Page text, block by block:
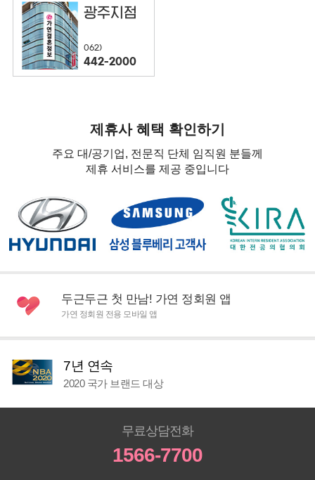
광주지점
062)
442-2000
제휴사 혜택 확인하기
주요 대/공기업, 전문직 단체 임직원 분들께
제휴 서비스를 제공 중입니다
두근두근 첫 만남! 가연 정회원 앱
가연 정회원 전용 모바일 앱
7년 연속
2020 국가 브랜드 대상
무료상담전화
1566-7700